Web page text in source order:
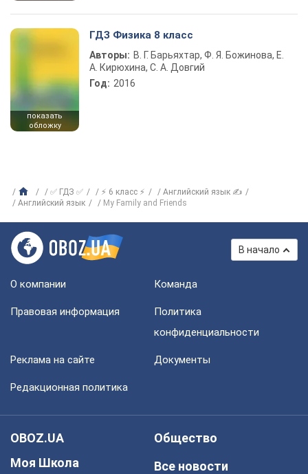
показать
обложку
ГДЗ Физика 8 класс
Авторы: В. Г. Барьяхтар, Ф. Я. Божинова, Е.
А. Кирюхина, С. А. Довгий
Год: 2016
✅ ГДЗ ✅ ⚡ 6 класс ⚡
Английский язык ✍
Английский язык
My Family and Friends
В начало
О компании Команда
Правовая информация
Политика
конфиденциальности
Реклама на сайте Документы
Редакционная политика
OBOZ.UA
Моя Школа
Общество
Все новости